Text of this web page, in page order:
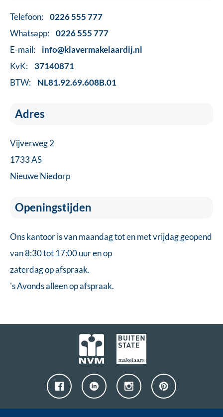
Telefoon:
0226 555 777
Whatsapp:
0226 555 777
E-mail:
info@klavermakelaardij.nl
KvK:
37140871
BTW:
NL81.92.69.608B.01
Adres
Vijverweg 2
1733 AS
Nieuwe Niedorp
Openingstijden
Ons kantoor is van maandag tot en met vrijdag geopend
van 8:30 tot 17:00 uur en op
zaterdag op afspraak.
's Avonds alleen op afspraak.